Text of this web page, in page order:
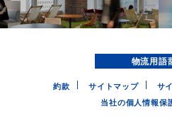
物流用語
約款 サイトマップ
サ
当社の個人情報保